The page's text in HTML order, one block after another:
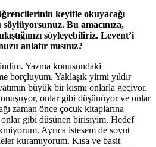
keyifle okuyacağı
Bu amacınıza,
söyleyebiliriz. Levent’i
anlatır mısınız?
Yazma konusundaki
borçluyum. Yaklaşık yirmi yıldır
büyük bir kısmı onlarla geçiyor.
onlar gibi düşünüyor ve onlar
zaman önce çocuk kitaplarına
gibi düşünen birisiyim. Hedef
Ayrıca istesem de soyut
kuramıyorum. Kısa ve basit